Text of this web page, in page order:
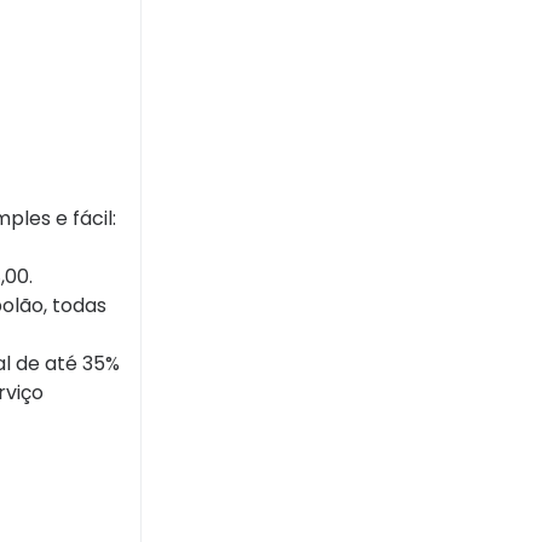
e fácil:
todas
de até 35%